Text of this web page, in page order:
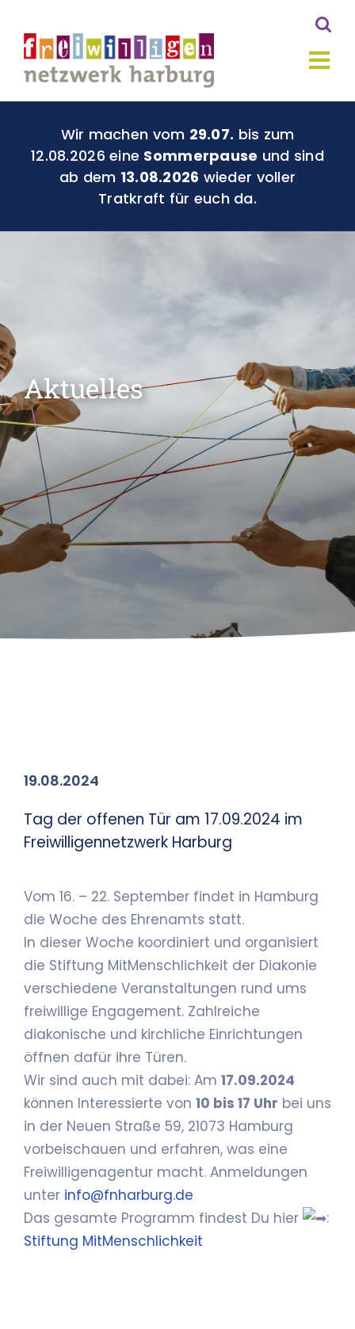
Inhalt
springen
Aktuelles
Du für Harburg
Geld für Gutes
Wir machen vom 29.07. bis zum
12.08.2026 eine Sommerpause und sind
ab dem 13.08.2026 wieder voller
Tratkraft für euch da.
Aktuelles
19.08.2024
Tag der offenen Tür am 17.09.2024 im
Freiwilligennetzwerk Harburg
Vom 16. – 22. September findet in Hamburg
die Woche des Ehrenamts statt.
In dieser Woche koordiniert und organisiert
die Stiftung MitMenschlichkeit der Diakonie
verschiedene Veranstaltungen rund ums
freiwillige Engagement. Zahlreiche
diakonische und kirchliche Einrichtungen
öffnen dafür ihre Türen.
Wir sind auch mit dabei: Am 17.09.2024
können Interessierte von 10 bis 17 Uhr bei uns
in der Neuen Straße 59, 21073 Hamburg
vorbeischauen und erfahren, was eine
Freiwilligenagentur macht. Anmeldungen
unter info@fnharburg.de
Das gesamte Programm findest Du hier
:
Stiftung MitMenschlichkeit